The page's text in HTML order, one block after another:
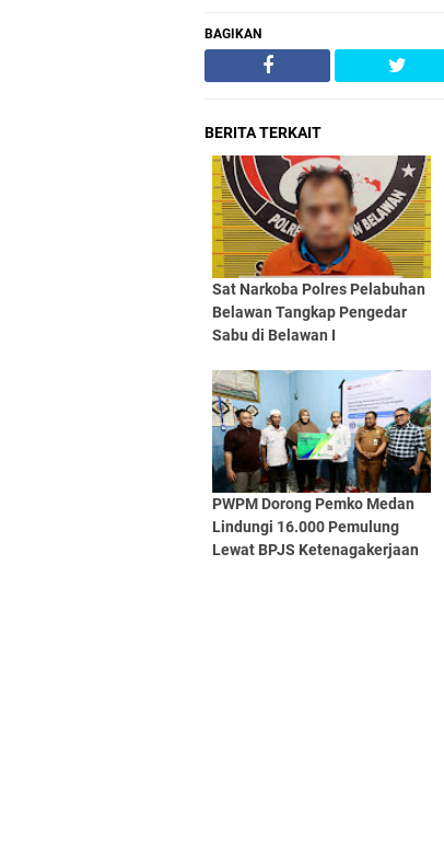
BAGIKAN
BERITA TERKAIT
Sat Narkoba Polres Pelabuhan
Belawan Tangkap Pengedar
Sabu di Belawan I
PWPM Dorong Pemko Medan
Lindungi 16.000 Pemulung
Lewat BPJS Ketenagakerjaan